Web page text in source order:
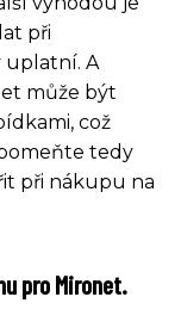
při
uplatní. A
může být
což
tedy
při nákupu na
pro Mironet.